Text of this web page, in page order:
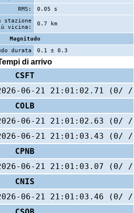
RMS:
0.05 s
stazione
vicina:
0.7 km
Magnitudo
durata
0.1 ± 0.3
di arrivo
CSFT
06-21 21:01:02.71 (0/
COLB
06-21 21:01:02.63 (0/
06-21 21:01:03.43 (0/
CPNB
06-21 21:01:03.07 (0/
CNIS
06-21 21:01:03.46 (0/